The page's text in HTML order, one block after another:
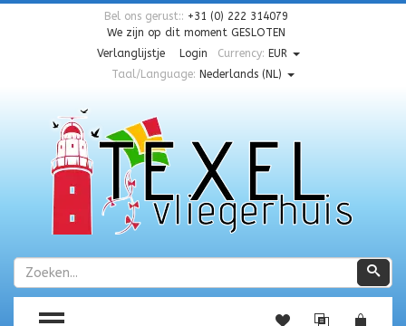
Bel ons gerust:: +31 (0) 222 314079
We zijn op dit moment GESLOTEN
Verlanglijstje
Login Currency: EUR
Taal/Language: Nederlands (NL)
Zoeken